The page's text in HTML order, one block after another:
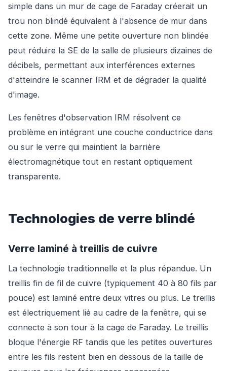
simple dans un mur de cage de Faraday créerait un
trou non blindé équivalent à l'absence de mur dans
cette zone. Même une petite ouverture non blindée
peut réduire la SE de la salle de plusieurs dizaines de
décibels, permettant aux interférences externes
d'atteindre le scanner IRM et de dégrader la qualité
d'image.
Les fenêtres d'observation IRM résolvent ce
problème en intégrant une couche conductrice dans
ou sur le verre qui maintient la barrière
électromagnétique tout en restant optiquement
transparente.
Technologies de verre blindé
Verre laminé à treillis de cuivre
La technologie traditionnelle et la plus répandue. Un
treillis fin de fil de cuivre (typiquement 40 à 80 fils par
pouce) est laminé entre deux vitres ou plus. Le treillis
est électriquement lié au cadre de la fenêtre, qui se
connecte à son tour à la cage de Faraday. Le treillis
bloque l'énergie RF tandis que les petites ouvertures
entre les fils restent bien en dessous de la taille de